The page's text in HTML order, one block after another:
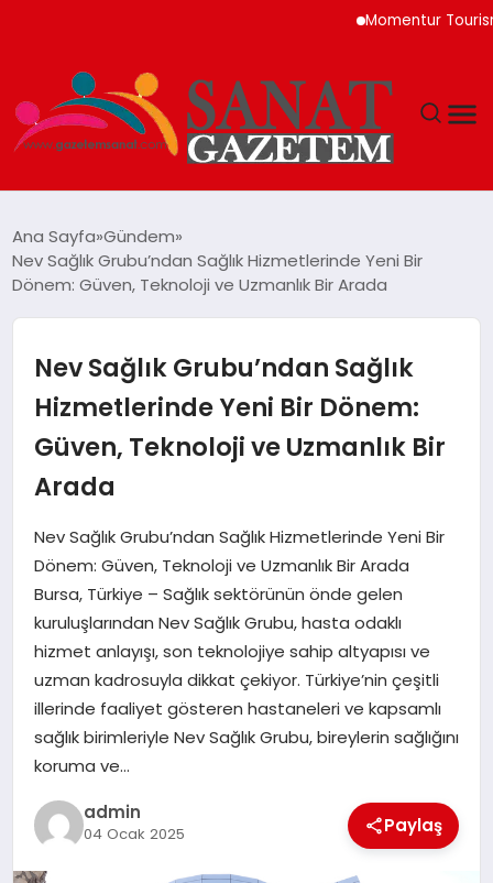
Momentur Tourism &
TEKNOLOJI
YAŞAM
SAĞLIK
DÜNYA
EĞITIM
Ana Sayfa Gündem
Nev Sağlık Grubu’ndan Sağlık Hizmetlerinde Yeni Bir
Dönem: Güven, Teknoloji ve Uzmanlık Bir Arada
Nev Sağlık Grubu’ndan Sağlık
Hizmetlerinde Yeni Bir Dönem:
Güven, Teknoloji ve Uzmanlık Bir
Arada
Nev Sağlık Grubu’ndan Sağlık Hizmetlerinde Yeni Bir
Dönem: Güven, Teknoloji ve Uzmanlık Bir Arada
Bursa, Türkiye – Sağlık sektörünün önde gelen
kuruluşlarından Nev Sağlık Grubu, hasta odaklı
hizmet anlayışı, son teknolojiye sahip altyapısı ve
uzman kadrosuyla dikkat çekiyor. Türkiye’nin çeşitli
illerinde faaliyet gösteren hastaneleri ve kapsamlı
sağlık birimleriyle Nev Sağlık Grubu, bireylerin sağlığını
koruma ve…
admin
04 Ocak 2025 Paylaş